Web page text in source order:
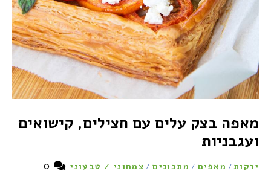
מאפה בצק עלים עם חצילים, קישואים
ועגבניות
ירקות / מאפים / מתכונים / צמחוני / טבעוני 0